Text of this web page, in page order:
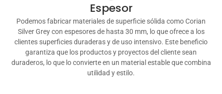
Espesor
Podemos fabricar materiales de superficie sólida como Corian
Silver Grey con espesores de hasta 30 mm, lo que ofrece a los
clientes superficies duraderas y de uso intensivo. Este beneficio
garantiza que los productos y proyectos del cliente sean
duraderos, lo que lo convierte en un material estable que combina
utilidad y estilo.